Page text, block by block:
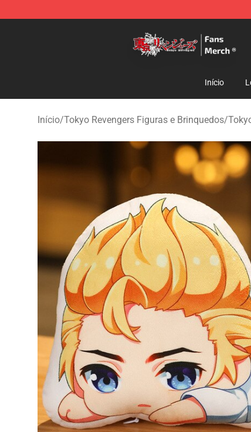
Início
Início/Tokyo Revengers Figuras e Brinquedos/